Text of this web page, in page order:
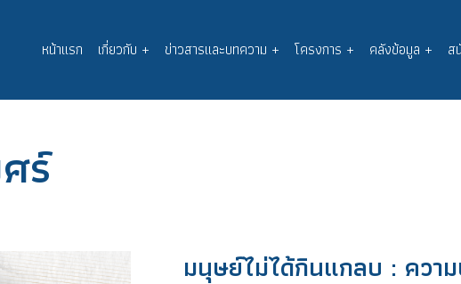
Main
navigation
หน้าแรก เกี่ยวกับ + ข่าวสารและบทความ + โครงการ + คลังข้อมูล + ส
ร์
มนุษย์ไม่ได้กินแกลบ : ควา